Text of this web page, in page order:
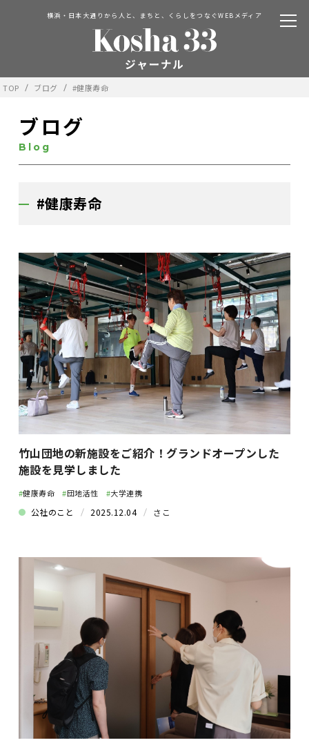
横浜・日本大通りから人と、まちと、くらしをつなぐWEBメディア
TOP ブログ #健康寿命
ブログ
Blog
#健康寿命
竹山団地の新施設をご紹介！グランドオープンした
施設を見学しました
#健康寿命 #団地活性 #大学連携
公社のこと 2025.12.04 さこ